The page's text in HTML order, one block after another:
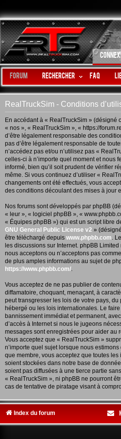
Forum Rechercher FAQ
RealTruckSim - Conditions
En accédant à « RealTruckSim » (désigné
« nos », « RealTruckSim », « https://
d’être légalement responsable des
pas d’être légalement responsable de
n’accédez pas et/ou n’utilisez pas «
celles-ci à n’importe quel moment et nous
informé, bien qu’il soit prudent de vérifier
même. Si vous continuez d’utiliser «
changements ont été effectués, vous
des conditions découlant des mises à jour
Nos forums sont développés par phpBB
« leur », « logiciel phpBB », «
« Équipes phpBB ») qui est un script libre
GNU General Public License v2 »
être téléchargé depuis www.phpbb.com .
les discussions sur Internet. phpBB
nous acceptons ou n’acceptons pas
de plus amples informations au sujet de
https://www.phpbb.com/
Vous acceptez de ne pas publier de
diffamatoire, choquant, menaçant, à
peut transgresser les lois de votre pays,
hébergé ou les lois internationales. Le
bannissement immédiat et permanent,
d’accès à Internet si nous le jugeons
messages sont enregistrées pour aider au
Vous acceptez que « RealTruckSim »
n’importe quel sujet lorsque nous
que membre, vous acceptez que toutes
soient stockées dans notre base de
soient pas diffusées à une tierce partie
« RealTruckSim », ni phpBB ne pourront
cas de tentative de piratage visant à
Index du forum